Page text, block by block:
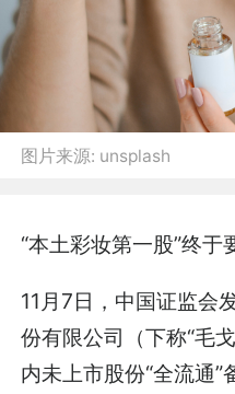
图片来源: unsplash
“本土彩妆第一股”终于
11月7日，中国证监会
份有限公司（下称“毛
内未上市股份“全流通